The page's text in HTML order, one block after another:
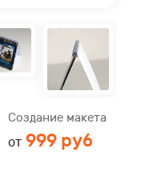
Создание макета
от 999 руб